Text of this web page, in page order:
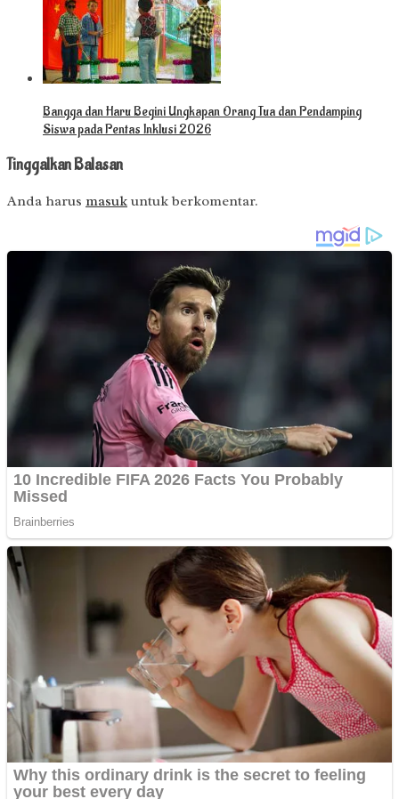
Bangga dan Haru Begini Ungkapan Orang Tua dan Pendamping
Siswa pada Pentas Inklusi 2026
Tinggalkan Balasan
Anda harus masuk untuk berkomentar.